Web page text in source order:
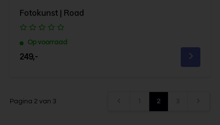
Fotokunst | Road
Op voorraad
249,-
Pagina 2 van 3 2